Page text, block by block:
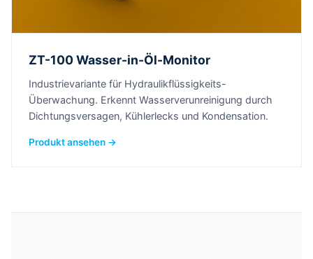
ZT-100 Wasser-in-Öl-Monitor
Industrievariante für Hydraulikflüssigkeits-
Überwachung. Erkennt Wasserverunreinigung durch
Dichtungsversagen, Kühlerlecks und Kondensation.
Produkt ansehen →